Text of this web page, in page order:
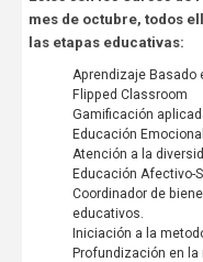
mes de octubre, todos
las etapas educativas:
Aprendizaje Basado
Flipped Classroom
Gamificación
Educación
Atención a la
Educación Afectivo-
Coordinador de
educativos.
Iniciación a la
Profundización en la